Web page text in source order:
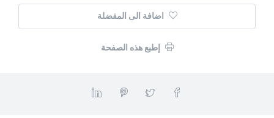
اضافة الى المفضلة
إطبع هذه الصفحة